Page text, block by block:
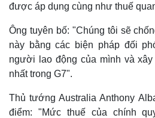
được áp dụng cùng như thuế
Ông tuyên bố: "Chúng tôi sẽ
này bằng các biện pháp đối
người lao động của mình và
nhất trong G7".
Thủ tướng Australia Anthony
điểm: "Mức thuế của chính